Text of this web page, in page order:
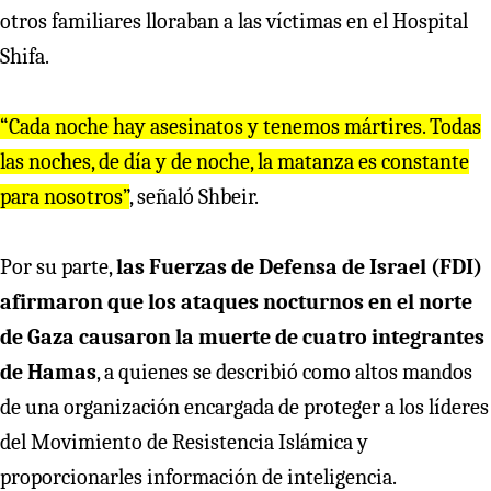
otros familiares lloraban a las víctimas en el Hospital
Shifa.
“Cada noche hay asesinatos y tenemos mártires. Todas
las noches, de día y de noche, la matanza es constante
para nosotros”, señaló Shbeir.
Por su parte,las Fuerzas de Defensa de Israel (FDI)
afirmaron que los ataques nocturnos en el norte
de Gaza causaron la muerte de cuatro integrantes
de Hamas, a quienes se describió como altos mandos
de una organización encargada de proteger a los líderes
del Movimiento de Resistencia Islámica y
proporcionarles información de inteligencia.